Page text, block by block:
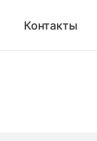
Контакты